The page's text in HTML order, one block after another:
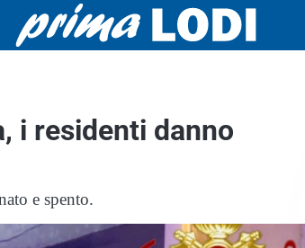
i residenti danno
e spento.